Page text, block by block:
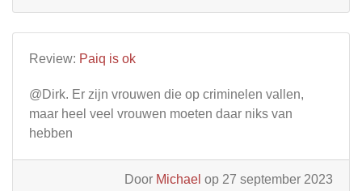
Review: Paiq is ok
@Dirk. Er zijn vrouwen die op criminelen vallen,
maar heel veel vrouwen moeten daar niks van
hebben
Door Michael op 27 september 2023